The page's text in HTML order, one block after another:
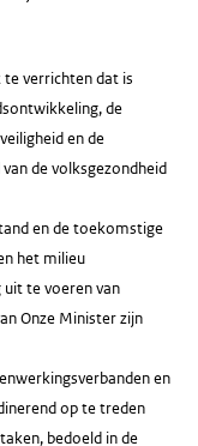
verrichten dat is
de
en de
de volksgezondheid
en de toekomstige
het milieu
uit te voeren van
Onze Minister zijn
en
op te treden
bedoeld in de